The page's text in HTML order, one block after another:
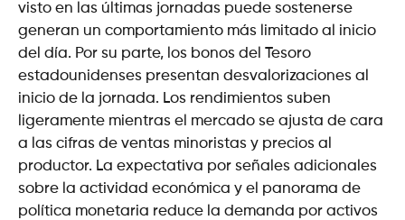
visto en las últimas jornadas puede sostenerse
generan un comportamiento más limitado al inicio
del día. Por su parte, los bonos del Tesoro
estadounidenses presentan desvalorizaciones al
inicio de la jornada. Los rendimientos suben
ligeramente mientras el mercado se ajusta de cara
a las cifras de ventas minoristas y precios al
productor. La expectativa por señales adicionales
sobre la actividad económica y el panorama de
política monetaria reduce la demanda por activos